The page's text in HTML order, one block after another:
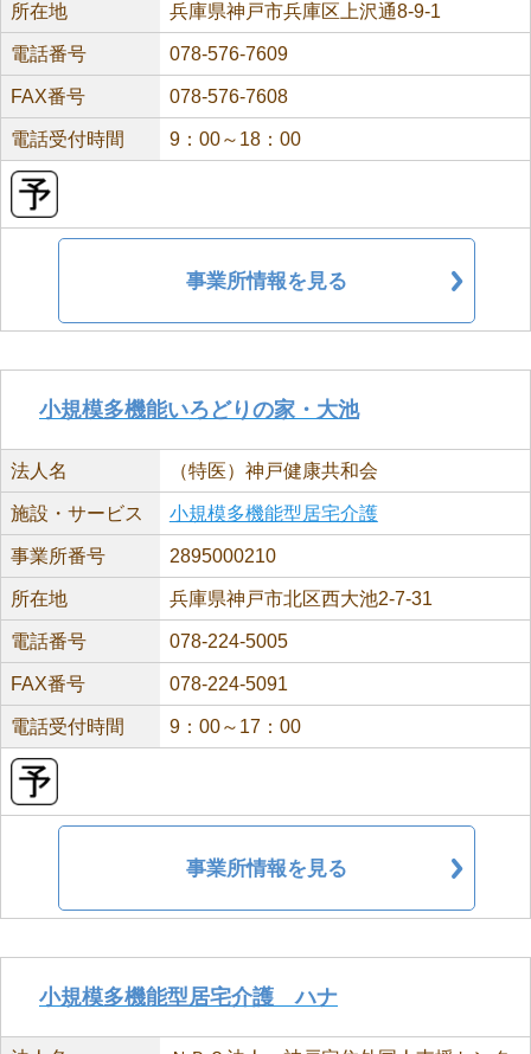
所在地 兵庫県神戸市兵庫区上沢通8-9-1
電話番号 078-576-7609
FAX番号 078-576-7608
電話受付時間 9：00～18：00
事業所情報を見る
小規模多機能いろどりの家・大池
法人名 （特医）神戸健康共和会
施設・サービス 小規模多機能型居宅介護
事業所番号 2895000210
所在地 兵庫県神戸市北区西大池2-7-31
電話番号 078-224-5005
FAX番号 078-224-5091
電話受付時間 9：00～17：00
事業所情報を見る
小規模多機能型居宅介護 ハナ